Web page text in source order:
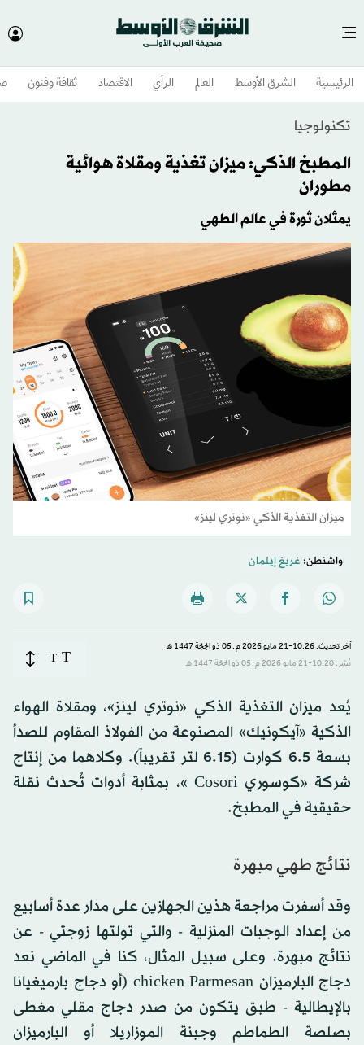
الرئيسية الشرق الأوسط​ العالم الرأي الاقتصاد ثقافة وفنون
تكنولوجيا
المطبخ الذكي: ميزان تغذية ومقلاة هوائية
مطوران
يمثلان ثورة في عالم الطهي
ميزان التغذية الذكي «نوتري لينز»
واشنطن: غريغ إيلمان
آخر تحديث: 10:26-21 مايو 2026 م ـ 05 ذو الحِجّة 1447 هـ
نُشر: 10:20-21 مايو 2026 م ـ 05 ذو الحِجّة 1447 هـ
T
T
يُعد ميزان التغذية الذكي «نوتري لينز»، ومقلاة الهواء
الذكية «آيكونيك» المصنوعة من الفولاذ المقاوم للصدأ
بسعة 6.5 كوارت (6.15 لتر تقريباً). وكلاهما من إنتاج
شركة «كوسوري Cosori »، بمثابة أدوات تُحدث نقلة
حقيقية في المطبخ.
نتائج طهي مبهرة
وقد أسفرت مراجعة هذين الجهازين على مدار عدة أسابيع
من إعداد الوجبات المنزلية - والتي تولتها زوجتي - عن
نتائج مبهرة. وعلى سبيل المثال، كنا في الماضي نعد
دجاج البارميزان chicken Parmesan (أو دجاج بارميغيانا
بالإيطالية - طبق يتكون من صدر دجاج مقلي مغطى
بصلصة الطماطم وجبنة الموزاريلا أو البارميزان